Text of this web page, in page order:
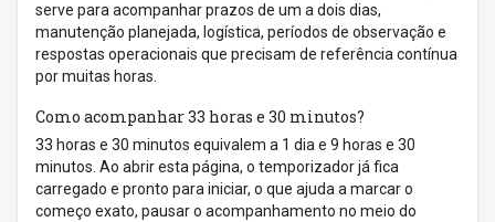
serve para acompanhar prazos de um a dois dias,
manutenção planejada, logística, períodos de observação e
respostas operacionais que precisam de referência contínua
por muitas horas.
Como acompanhar 33 horas e 30 minutos?
33 horas e 30 minutos equivalem a 1 dia e 9 horas e 30
minutos. Ao abrir esta página, o temporizador já fica
carregado e pronto para iniciar, o que ajuda a marcar o
começo exato, pausar o acompanhamento no meio do